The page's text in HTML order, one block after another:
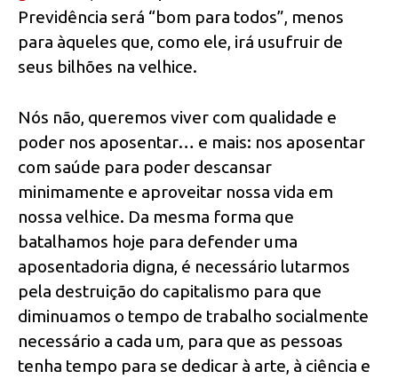
Previdência será “bom para todos”, menos
para àqueles que, como ele, irá usufruir de
seus bilhões na velhice.
Nós não, queremos viver com qualidade e
poder nos aposentar… e mais: nos aposentar
com saúde para poder descansar
minimamente e aproveitar nossa vida em
nossa velhice. Da mesma forma que
batalhamos hoje para defender uma
aposentadoria digna, é necessário lutarmos
pela destruição do capitalismo para que
diminuamos o tempo de trabalho socialmente
necessário a cada um, para que as pessoas
tenha tempo para se dedicar à arte, à ciência e